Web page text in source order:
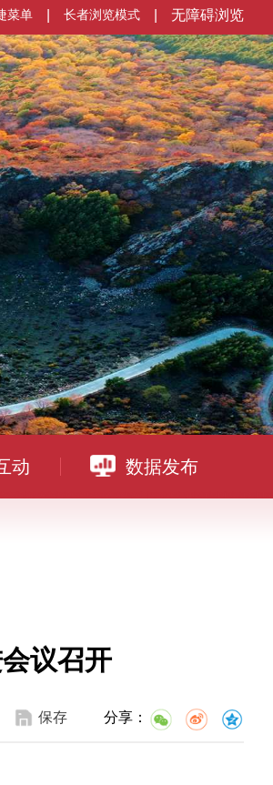
无障碍浏览
长者浏览模式
菜单
动 数据发布
议召开
保存 分享：